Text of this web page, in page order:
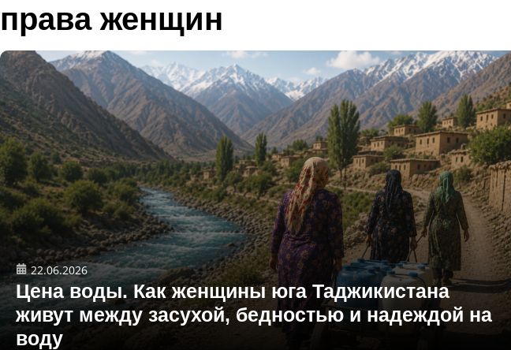
права женщин
22.06.2026
Цена воды. Как женщины юга Таджикистана
живут между засухой, бедностью и надеждой на
воду